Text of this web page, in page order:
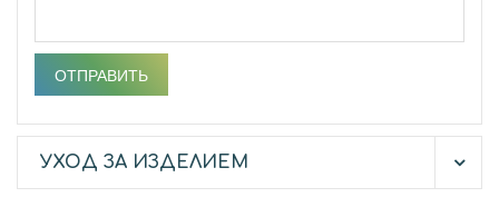
УХОД ЗА ИЗДЕЛИЕМ